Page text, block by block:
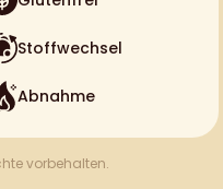
Stoffwechsel
Abnahme
vorbehalten.